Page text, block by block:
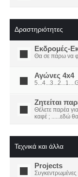
Δραστηριότητες
Εκδρομές-
Θα σε πάρω να
Αγώνες 4x4
Ζητείται
Θέλετε παρέα
καφέ ; ......εδώ
Τεχνικά και άλλα
Projects